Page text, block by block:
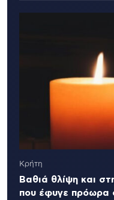
Κρήτη
Βαθιά θλίψη και
που έφυγε πρόωρα